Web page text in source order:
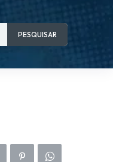
PESQUISAR